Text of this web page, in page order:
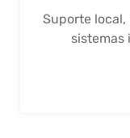
Suporte
sistemas